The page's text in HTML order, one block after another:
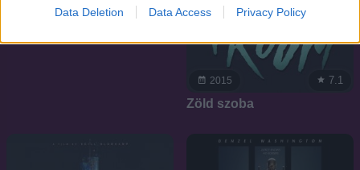
Data Deletion Data Access Privacy Policy
2015 7.1
Zöld szoba